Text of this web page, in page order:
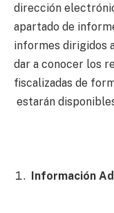
dirección
apartado de
informes dirigidos
dar a conocer los
fiscalizadas de
estarán
Información